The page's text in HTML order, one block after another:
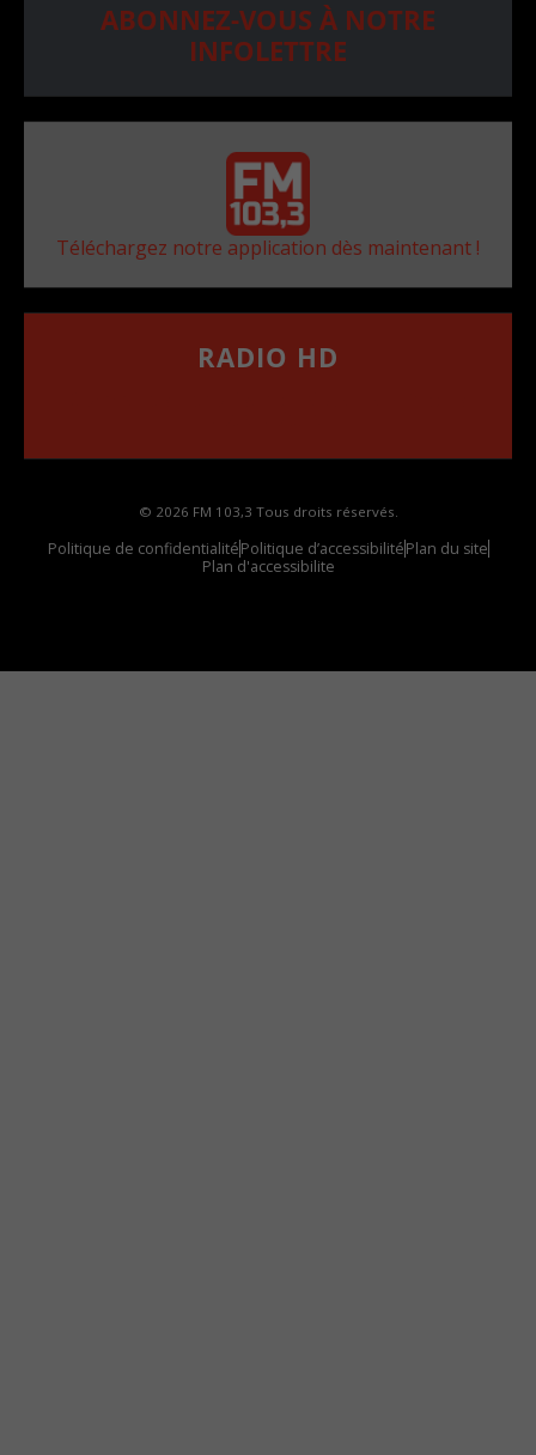
ABONNEZ-VOUS À NOTRE
INFOLETTRE
Téléchargez notre application dès maintenant !
RADIO HD
© 2026 FM 103,3 Tous droits réservés.
Politique de confidentialitéPolitique d’accessibilitéPlan du site
Plan d'accessibilite